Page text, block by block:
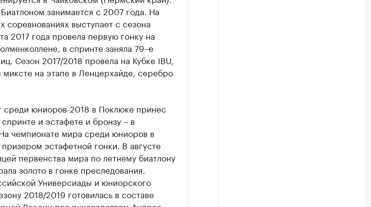
занимается с 2007 года. На
выступает с сезона
2017 года провела первую гонку на
в спринте заняла 79–е
Сезон 2017/2018 провела на Кубке IBU,
на этапе в Ленцерхайде, серебро
среди юниоров-2018 в Поклюке принес
и эстафете и бронзу – в
чемпионате мира среди юниоров в
эстафетной гонки. В августе
первенства мира по летнему биатлону
золото в гонке преследования.
Универсиады и юниорского
2018/2019 готовилась в составе